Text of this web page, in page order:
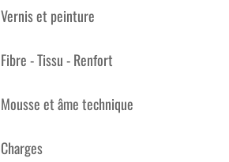
Vernis et peinture
Fibre - Tissu - Renfort
Mousse et âme technique
Charges